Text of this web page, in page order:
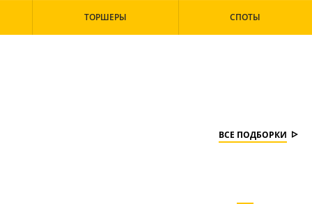
ТОРШЕРЫ СПОТЫ
ВСЕ ПОДБОРКИ